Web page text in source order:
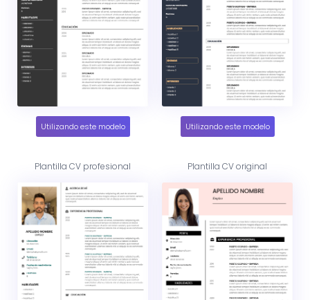
Utilizando este modelo Utilizando este modelo
Plantilla CV profesional Plantilla CV original